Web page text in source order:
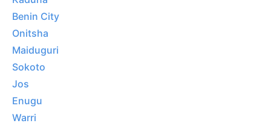
Benin City
Onitsha
Maiduguri
Sokoto
Jos
Enugu
Warri